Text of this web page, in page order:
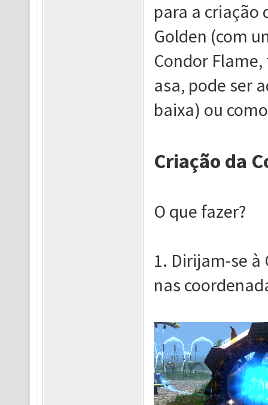
para a criação
Golden (com
Condor
asa, pode ser
baixa) ou
Criação da
O que fazer?
1. Dirijam-se à
nas